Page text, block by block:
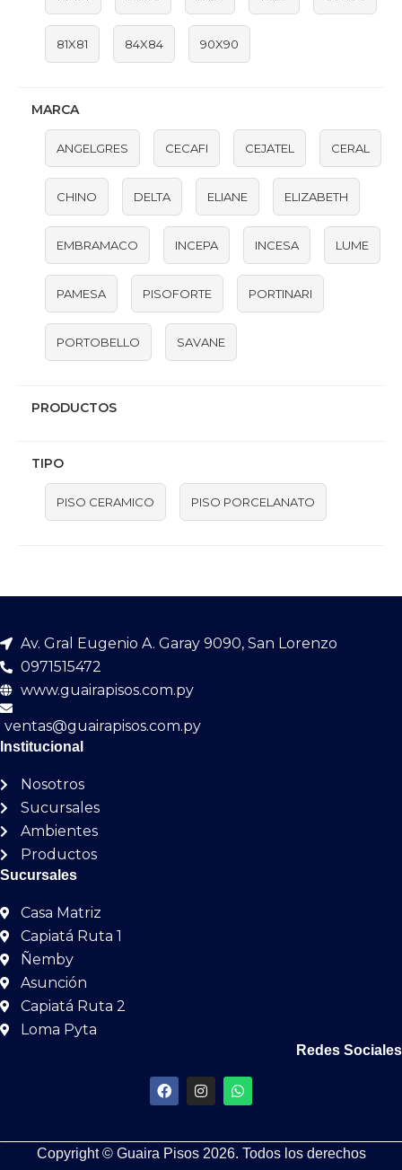
81X81 84X84 90X90
MARCA
ANGELGRES CECAFI CEJATEL CERAL
CHINO DELTA ELIANE ELIZABETH
EMBRAMACO INCEPA INCESA LUME
PAMESA PISOFORTE PORTINARI
PORTOBELLO SAVANE
PRODUCTOS
TIPO
PISO CERAMICO PISO PORCELANATO
Av. Gral Eugenio A. Garay 9090, San Lorenzo
0971515472
www.guairapisos.com.py
ventas@guairapisos.com.py
Institucional
Nosotros
Sucursales
Ambientes
Productos
Sucursales
Casa Matriz
Capiatá Ruta 1
Ñemby
Asunción
Capiatá Ruta 2
Loma Pyta
Redes Sociales
F
a
b
o
I
n
a
g
W
h
s
a
Copyright © Guaira Pisos 2026. Todos los derechos